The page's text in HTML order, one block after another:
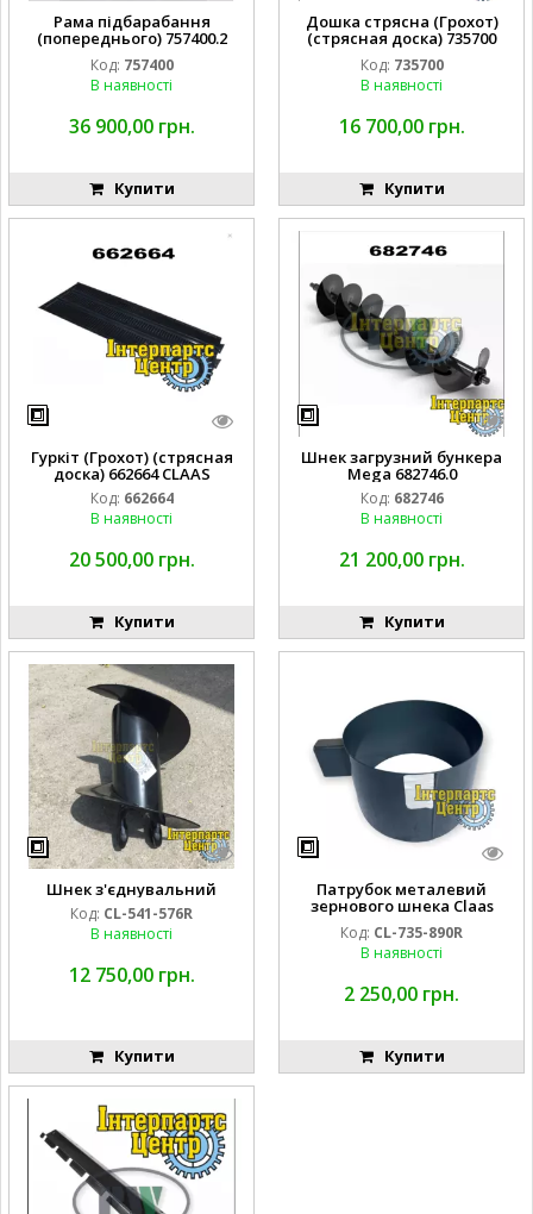
Рама підбарабання
(попереднього) 757400.2
CLAAS
Код: 757400
В наявності
36 900,00 грн.
Купити
Дошка стрясна (Грохот)
(стрясная доска) 735700
CLAAS
Код: 735700
В наявності
16 700,00 грн.
Купити
Гуркіт (Грохот) (стрясная
доска) 662664 CLAAS
Код: 662664
В наявності
20 500,00 грн.
Купити
Шнек загрузний бункера
Mega 682746.0
Код: 682746
В наявності
21 200,00 грн.
Купити
Шнек з'єднувальний
Код: CL-541-576R
В наявності
12 750,00 грн.
Купити
Патрубок металевий
зернового шнека Claas
Lexion (735890, 735890.0)
Код: CL-735-890R
В наявності
2 250,00 грн.
Купити